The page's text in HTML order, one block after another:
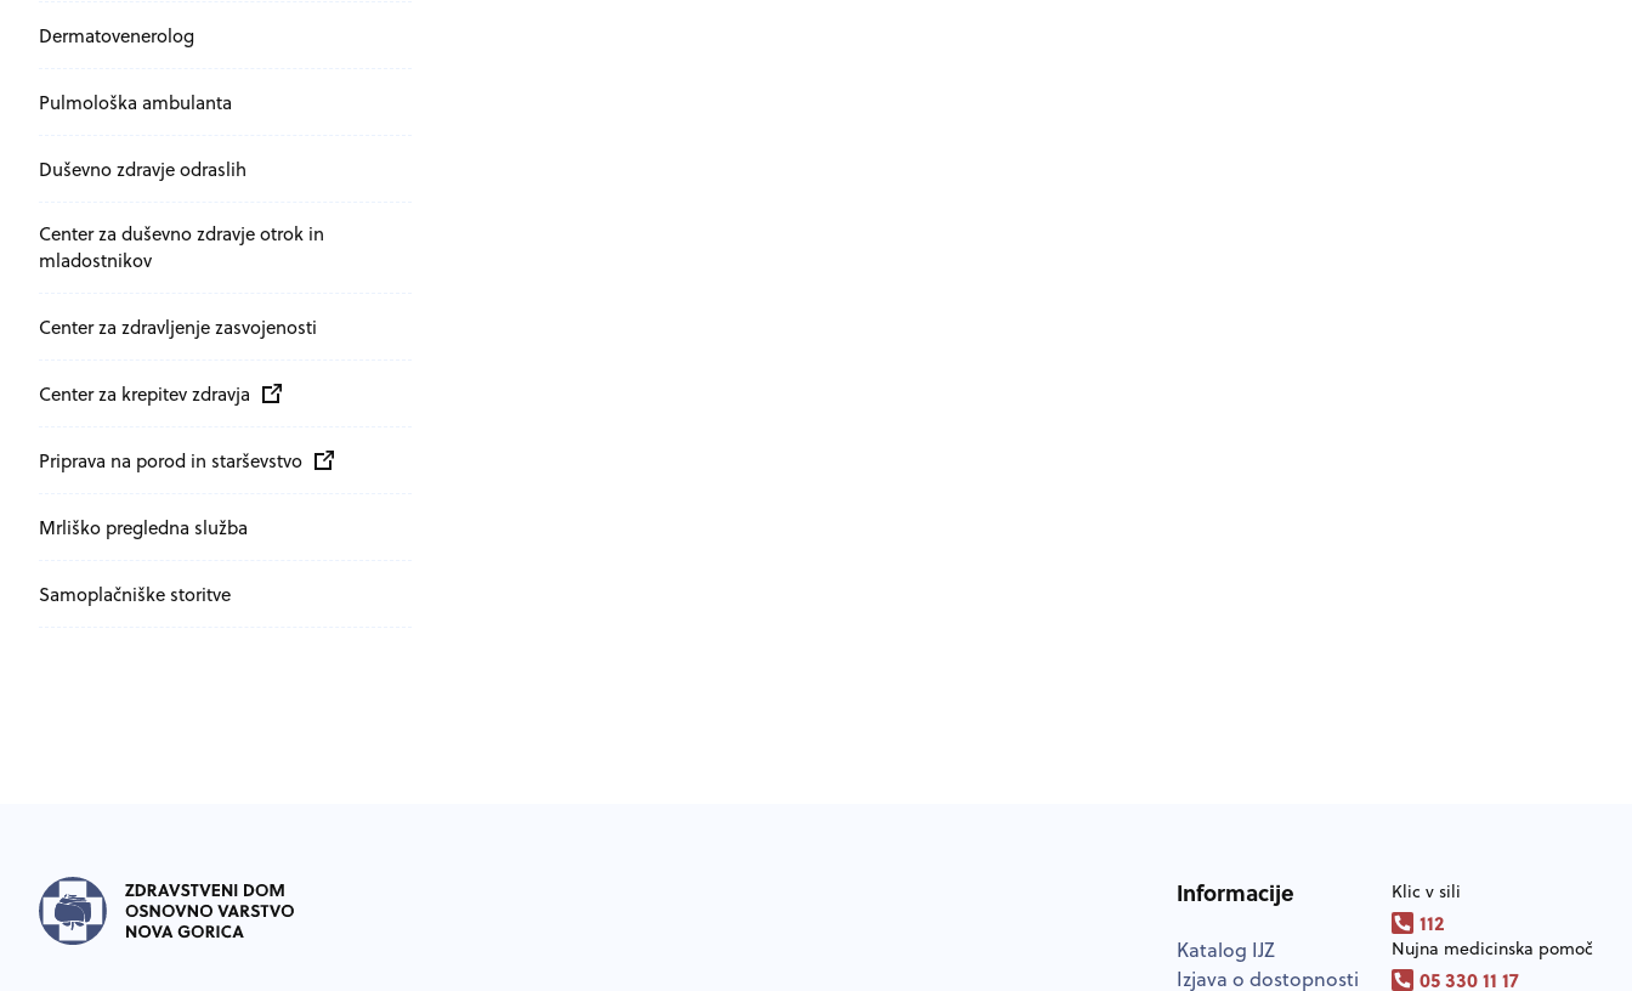
Dermatovenerolog
Pulmološka ambulanta
Duševno zdravje odraslih
Center za duševno zdravje otrok in
mladostnikov
Center za zdravljenje zasvojenosti
Zunanja povezava na
Center za krepitev zdravja odpira se v novem oknu
Zunanja povezava na
Priprava na porod in starševstvoodpira se v novem oknu
Mrliško pregledna služba
Samoplačniške storitve
Informacije
Katalog IJZ
Izjava o dostopnosti
Klic v sili
112
Nujna medicinska pomoč
05 330 11 17